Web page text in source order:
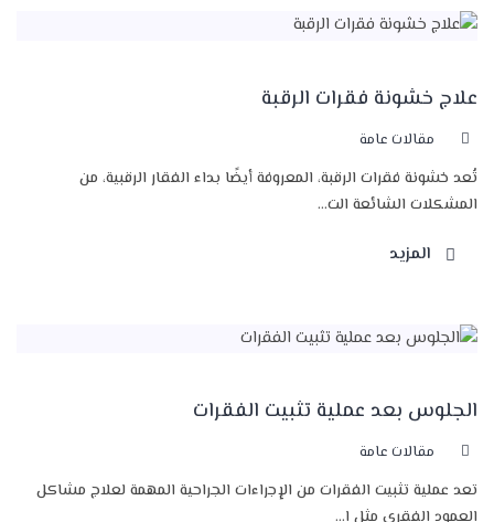
علاج خشونة فقرات الرقبة
مقالات عامة
تُعد خشونة فقرات الرقبة، المعروفة أيضًا بداء الفقار الرقبية، من
المشكلات الشائعة الت...
المزيد
الجلوس بعد عملية تثبيت الفقرات
مقالات عامة
تعد عملية تثبيت الفقرات من الإجراءات الجراحية المهمة لعلاج مشاكل